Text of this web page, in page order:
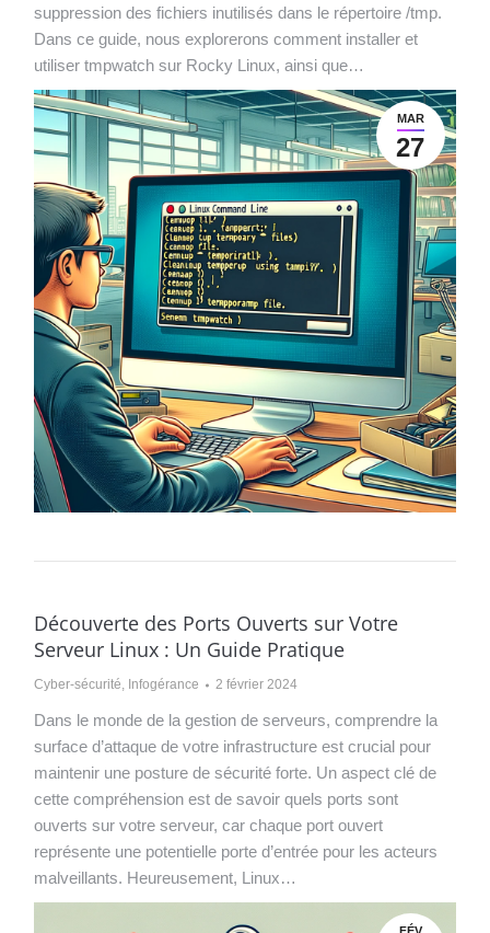
suppression des fichiers inutilisés dans le répertoire /tmp.
Dans ce guide, nous explorerons comment installer et
utiliser tmpwatch sur Rocky Linux, ainsi que…
MAR
27
Découverte des Ports Ouverts sur Votre
Serveur Linux : Un Guide Pratique
Cyber-sécurité, Infogérance 2 février 2024
Dans le monde de la gestion de serveurs, comprendre la
surface d’attaque de votre infrastructure est crucial pour
maintenir une posture de sécurité forte. Un aspect clé de
cette compréhension est de savoir quels ports sont
ouverts sur votre serveur, car chaque port ouvert
représente une potentielle porte d’entrée pour les acteurs
malveillants. Heureusement, Linux…
FÉV